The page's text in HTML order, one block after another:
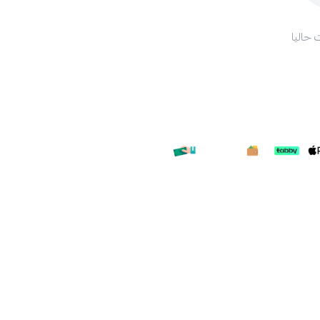
حاليا